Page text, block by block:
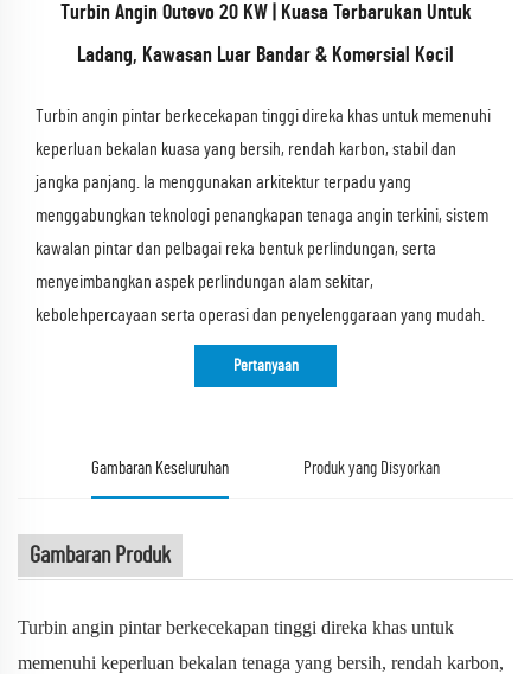
Turbin Angin Outevo 20 KW | Kuasa Terbarukan Untuk
Ladang, Kawasan Luar Bandar & Komersial Kecil
Turbin angin pintar berkecekapan tinggi direka khas untuk memenuhi
keperluan bekalan kuasa yang bersih, rendah karbon, stabil dan
jangka panjang. Ia menggunakan arkitektur terpadu yang
menggabungkan teknologi penangkapan tenaga angin terkini, sistem
kawalan pintar dan pelbagai reka bentuk perlindungan, serta
menyeimbangkan aspek perlindungan alam sekitar,
kebolehpercayaan serta operasi dan penyelenggaraan yang mudah.
Pertanyaan
Gambaran Keseluruhan Produk yang Disyorkan
Gambaran Produk
Turbin angin pintar berkecekapan tinggi direka khas untuk
memenuhi keperluan bekalan tenaga yang bersih, rendah karbon,